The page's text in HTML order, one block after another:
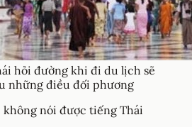
hỏi đường khi đi du lịch sẽ
những điều đối phương
không nói được tiếng Thái